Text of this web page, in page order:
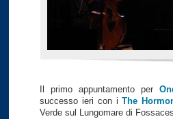
Il primo appuntamento per
successo ieri con iThe
Verde sul Lungomare di